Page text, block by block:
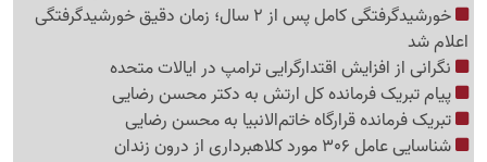
خورشیدگرفتگی کامل پس از 2 سال؛ زمان دقیق خورشیدگرفتگی
اعلام شد
نگرانی از افزایش اقتدارگرایی ترامپ در ایالات متحده
پیام تبریک فرمانده کل ارتش به دکتر محسن رضایی
تبریک فرمانده قرارگاه خاتم‌الانبیا به محسن رضایی
شناسایی عامل 306 مورد کلاهبرداری از درون زندان